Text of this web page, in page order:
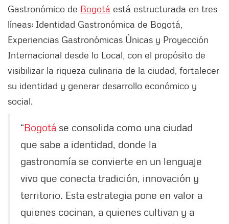
Gastronómico de Bogotá está estructurada en tres
líneas: Identidad Gastronómica de Bogotá,
Experiencias Gastronómicas Únicas y Proyección
Internacional desde lo Local, con el propósito de
visibilizar la riqueza culinaria de la ciudad, fortalecer
su identidad y generar desarrollo económico y
social.
“Bogotá se consolida como una ciudad
que sabe a identidad, donde la
gastronomía se convierte en un lenguaje
vivo que conecta tradición, innovación y
territorio. Esta estrategia pone en valor a
quienes cocinan, a quienes cultivan y a